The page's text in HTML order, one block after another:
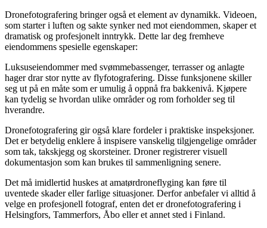
Dronefotografering bringer også et element av dynamikk. Videoen,
som starter i luften og sakte synker ned mot eiendommen, skaper et
dramatisk og profesjonelt inntrykk. Dette lar deg fremheve
eiendommens spesielle egenskaper:
Luksuseiendommer med svømmebassenger, terrasser og anlagte
hager drar stor nytte av flyfotografering. Disse funksjonene skiller
seg ut på en måte som er umulig å oppnå fra bakkenivå. Kjøpere
kan tydelig se hvordan ulike områder og rom forholder seg til
hverandre.
Dronefotografering gir også klare fordeler i praktiske inspeksjoner.
Det er betydelig enklere å inspisere vanskelig tilgjengelige områder
som tak, takskjegg og skorsteiner. Droner registrerer visuell
dokumentasjon som kan brukes til sammenligning senere.
Det må imidlertid huskes at amatørdroneflyging kan føre til
uventede skader eller farlige situasjoner. Derfor anbefaler vi alltid å
velge en profesjonell fotograf, enten det er dronefotografering i
Helsingfors, Tammerfors, Åbo eller et annet sted i Finland.